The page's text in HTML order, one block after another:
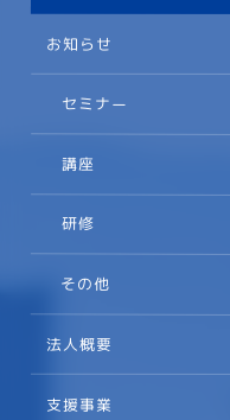
お知らせ
セミナー
講座
研修
その他
法人概要
支援事業